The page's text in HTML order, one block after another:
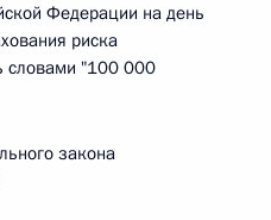
Федерации на день
риска
словами "100 000
закона